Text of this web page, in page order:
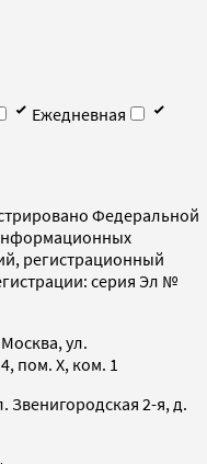
Ежедневная
Федеральной
регистрационный
серия Эл №
ул.
пом. X, ком. 1
Звенигородская 2-я, д.